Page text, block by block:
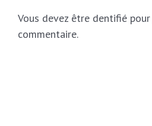
Vous devez être dentifié
commentaire.